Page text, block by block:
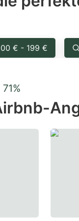
€ - 199 €